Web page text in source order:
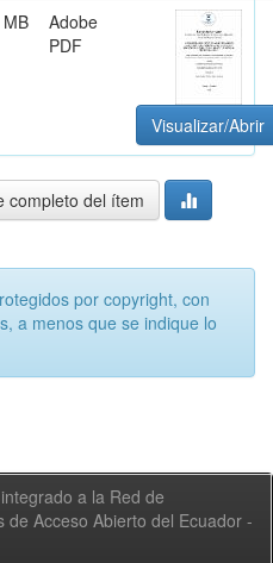
Adobe
PDF
Visualizar/Abrir
completo del ítem
por copyright, con
a menos que se indique lo
a la Red de
de Acceso Abierto del Ecuador -